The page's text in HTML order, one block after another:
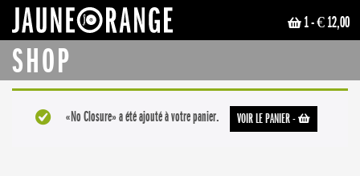
1- € 12,00
SHOP
VOIR LE PANIER-
«No Closure» a été ajouté à votre panier.